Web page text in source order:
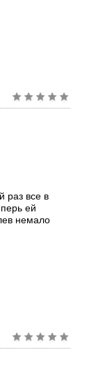
раз все в
ей
немало